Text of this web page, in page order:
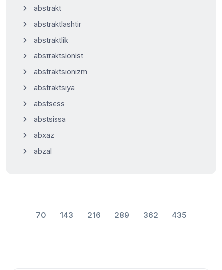
abstrakt
abstraktlashtir
abstraktlik
abstraktsionist
abstraktsionizm
abstraktsiya
abstsess
abstsissa
abxaz
abzal
70 143 216 289 362 435